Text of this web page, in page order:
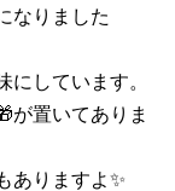
なりました
しています。
が置いてありま
ありますよ✨